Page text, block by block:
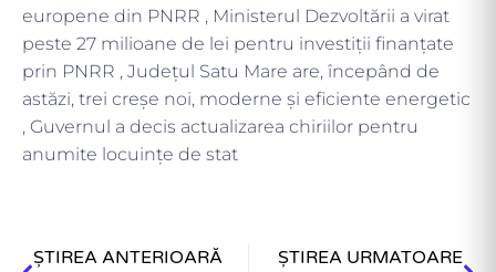
europene din PNRR , Ministerul Dezvoltării a virat
peste 27 milioane de lei pentru investiții finanțate
prin PNRR , Județul Satu Mare are, începând de
astăzi, trei creșe noi, moderne și eficiente energetic
, Guvernul a decis actualizarea chiriilor pentru
anumite locuințe de stat
ȘTIREA ANTERIOARĂ ȘTIREA URMATOARE